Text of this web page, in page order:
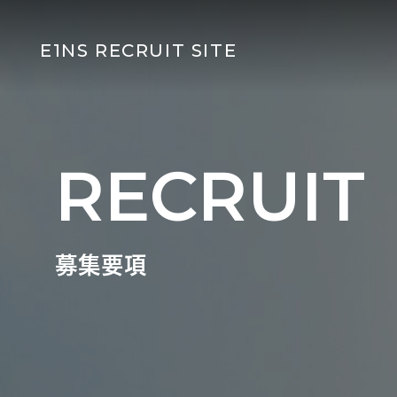
E1NS RECRUIT SITE
RECRUIT
募集要項